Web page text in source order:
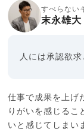
すべらない
末永雄大
人には承認欲求
仕事で成果を上げ
りがいを感じるこ
いと感じてしまい